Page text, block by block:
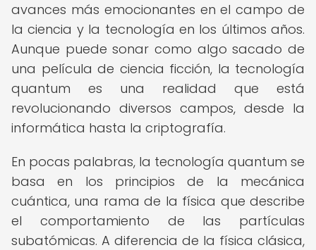
avances más emocionantes en el campo de
la ciencia y la tecnología en los últimos años.
Aunque puede sonar como algo sacado de
una película de ciencia ficción, la tecnología
quantum es una realidad que está
revolucionando diversos campos, desde la
informática hasta la criptografía.
En pocas palabras, la tecnología quantum se
basa en los principios de la mecánica
cuántica, una rama de la física que describe
el comportamiento de las partículas
subatómicas. A diferencia de la física clásica,